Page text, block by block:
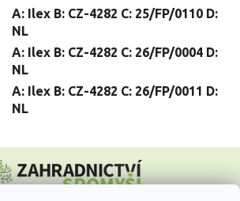
A: Ilex B: CZ-4282 C: 25/FP/0110 D:
NL
A: Ilex B: CZ-4282 C: 26/FP/0004 D:
NL
A: Ilex B: CZ-4282 C: 26/FP/0011 D:
NL